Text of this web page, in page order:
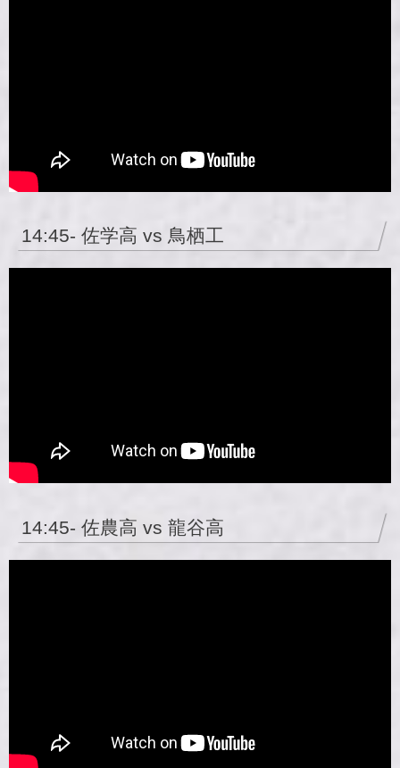
14:45- 佐学高 vs 鳥栖工
14:45- 佐農高 vs 龍谷高